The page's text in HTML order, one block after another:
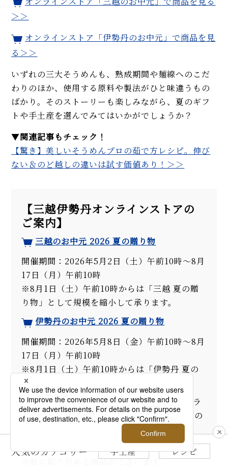
＞＞
オンラインストア「伊勢丹のお中元」で商品を見
る ＞＞
いずれの三大そうめんも、熟成期間や麺線へのこだ
わりのほか、使用する原料や製法がひと味違うもの
ばかり。そのストーリーも楽しみながら、夏のギフ
トや手土産を選んでみてはいかがでしょうか？
▼関連記事もチェック！
【驚き】美しいそうめんプロの茹で方レシピ。伸び
ない＆のど越しの違いは試す価値あり！＞＞
【三越伊勢丹オンラインストアの
ご案内】
三越のお中元 2026 夏の贈り物
開催期間：2026年5月2日（土）午前10時～8月
17日（月）午前10時
※8月1日（土）午前10時からは「三越 夏の贈
り物」として規模を縮小して承ります。
伊勢丹のお中元 2026 夏の贈り物
開催期間：2026年5月8日（金）午前10時～8月
17日（月）午前10時
※8月1日（土）午前10時からは「伊勢丹 夏の
贈り物」として規模を縮小して承ります。
三越・伊勢丹限定のアイテムをはじめ、オンラ
インストア限定商品、お中元ランキングなどの
豊富なページで、幅広いニーズにお応えしま
す。便利なデジタルカタログも掲載。
※数に限りがある商品がございます。
人気のカテゴリー 手土産 レシピ